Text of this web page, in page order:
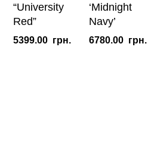
“University
Red”
5399.00 грн.
‘Midnight
Navy’
6780.00 грн.